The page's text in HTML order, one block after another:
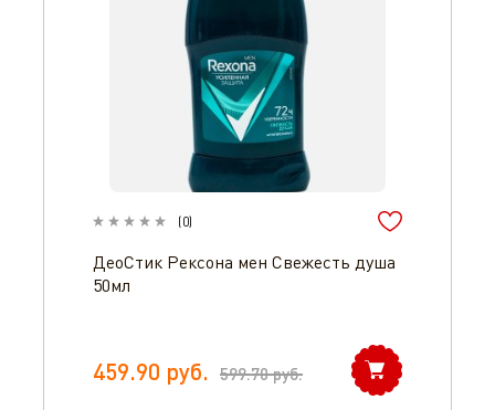
(0)
ДеоСтик Рексона мен Свежесть душа
50мл
459.90 руб. 599.70руб.